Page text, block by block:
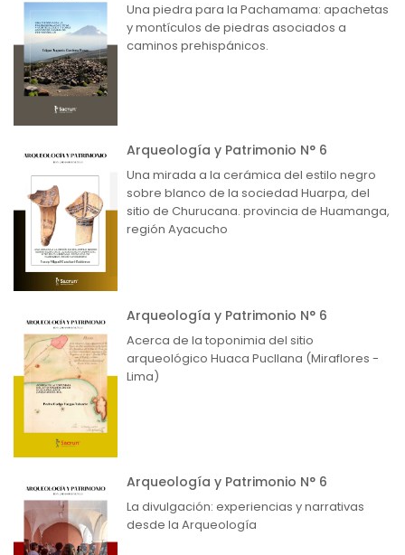
Una piedra para la Pachamama: apachetas
y montículos de piedras asociados a
caminos prehispánicos.
Arqueología y Patrimonio N° 6
Una mirada a la cerámica del estilo negro
sobre blanco de la sociedad Huarpa, del
sitio de Churucana. provincia de Huamanga,
región Ayacucho
Arqueología y Patrimonio N° 6
Acerca de la toponimia del sitio
arqueológico Huaca Pucllana (Miraflores -
Lima)
Arqueología y Patrimonio N° 6
La divulgación: experiencias y narrativas
desde la Arqueología